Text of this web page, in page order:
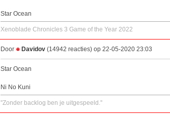
Star Ocean
Xenoblade Chronicles 3 Game of the Year 2022
Door Davidov (14942 reacties) op 22-05-2020 23:03
Star Ocean
Ni No Kuni
''Zonder backlog ben je uitgespeeld.''